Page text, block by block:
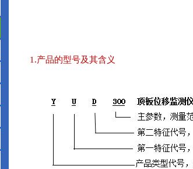
1.产品的型号及其含义